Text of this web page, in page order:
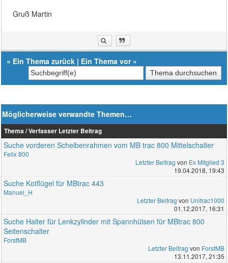
Gruß Martin
« Ein Thema zurück | Ein Thema vor»
Möglicherweise verwandte Themen…
Thema / Verfasser Letzter Beitrag
Suche vorderen Scheibenrahmen vom MB trac 800 Mittelschalter
Felix 800
Letzter Beitrag von Ex Mitglied 3
19.04.2018, 19:43
Suche Kotflügel für MBtrac 443
Manuel_H
Letzter Beitrag von Unitrac1000
01.12.2017, 16:31
Suche Halter für Lenkzylinder mit Spannhülsen für MBtrac 800
Seitenschalter
ForstMB
Letzter Beitrag von ForstMB
13.11.2017, 21:35